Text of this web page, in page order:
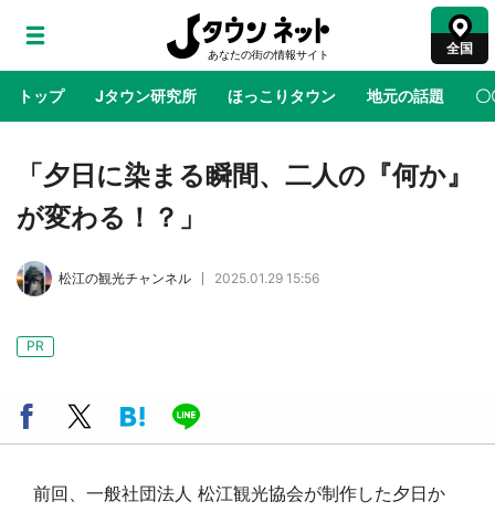
全国
トップ Jタウン研究所 ほっこりタウン 地元の話題 〇
地域×二次元 絶景 あの時はありがとう 物語がはじ
ラボ 作品の世界観通じて「小児がん」学べる
ラプラス・ダークネスが栃木県を征服！？ 県
【7／31～1／31】
「夕日に染まる瞬間、二人の『何か』
が変わる！？」
松江の観光チャンネル 2025.01.29 15:56
PR
前回、一般社団法人 松江観光協会が制作した夕日か